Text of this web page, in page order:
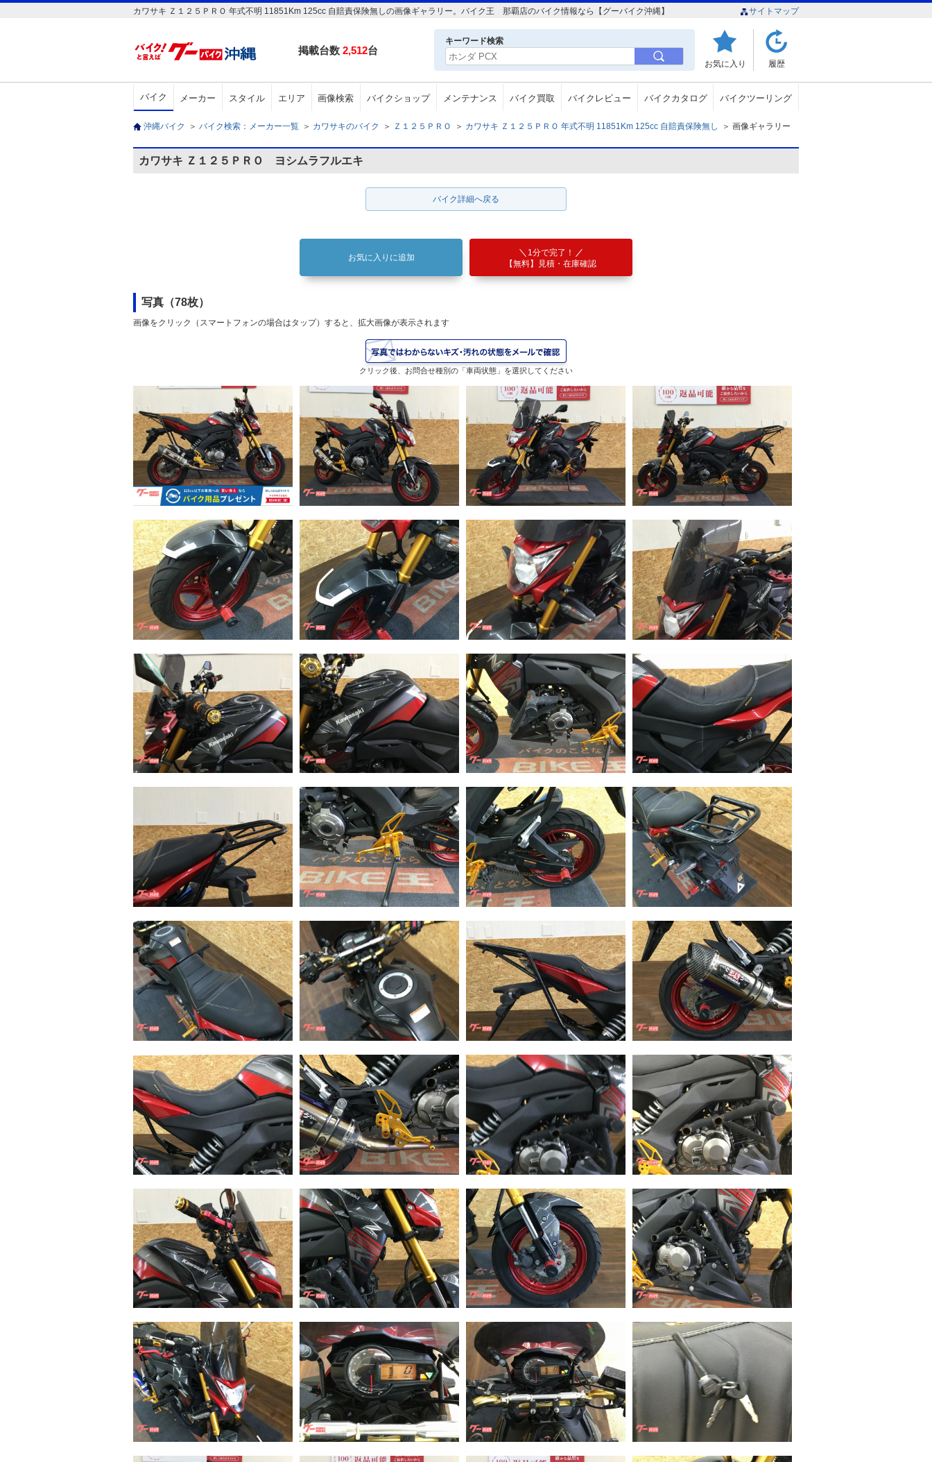
カワサキ Ｚ１２５ＰＲＯ 年式不明 11851Km 125cc 自賠責保険無しの画像ギャラリー。バイク王 那覇店のバイク情報なら【グーバイク沖縄】 サイトマップ
掲載台数 2,512台
キーワード検索
お気に入り 履歴
バイク メーカー スタイル エリア 画像検索 バイクショップ メンテナンス バイク買取 バイクレビュー バイクカタログ バイクツーリング
沖縄バイク ＞ バイク検索：メーカー一覧 ＞ カワサキのバイク ＞ Ｚ１２５ＰＲＯ ＞ カワサキ Ｚ１２５ＰＲＯ 年式不明 11851Km 125cc 自賠責保険無し ＞ 画像ギャラリー
カワサキ Ｚ１２５ＰＲＯ ヨシムラフルエキ
バイク詳細へ戻る
お気に入りに追加
1分で完了！
【無料】見積・在庫確認
写真（78枚）
画像をクリック（スマートフォンの場合はタップ）すると、拡大画像が表示されます
クリック後、お問合せ種別の「車両状態」を選択してください